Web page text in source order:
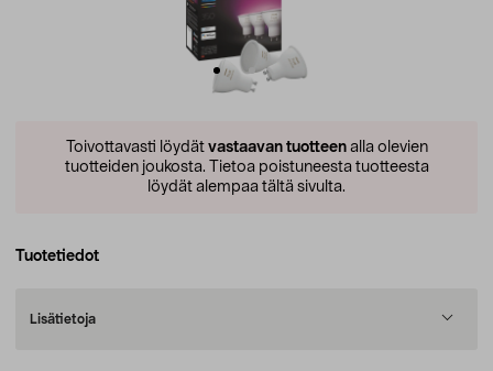
Toivottavasti löydät vastaavan tuotteenalla olevien
tuotteiden joukosta. Tietoa poistuneesta tuotteesta
löydät alempaa tältä sivulta.
Tuotetiedot
Lisätietoja